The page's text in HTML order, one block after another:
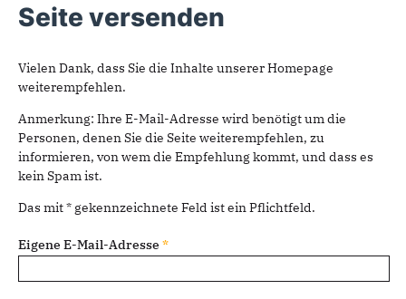
Seite versenden
Vielen Dank, dass Sie die Inhalte unserer Homepage
weiterempfehlen.
Anmerkung: Ihre E-Mail-Adresse wird benötigt um die
Personen, denen Sie die Seite weiterempfehlen, zu
informieren, von wem die Empfehlung kommt, und dass es
kein Spam ist.
Das mit * gekennzeichnete Feld ist ein Pflichtfeld.
Eigene E-Mail-Adresse *